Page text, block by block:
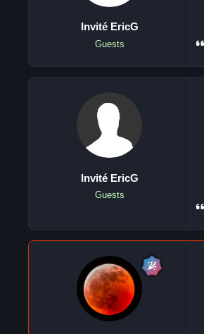
Invité EricG
Guests
Invité EricG
Guests